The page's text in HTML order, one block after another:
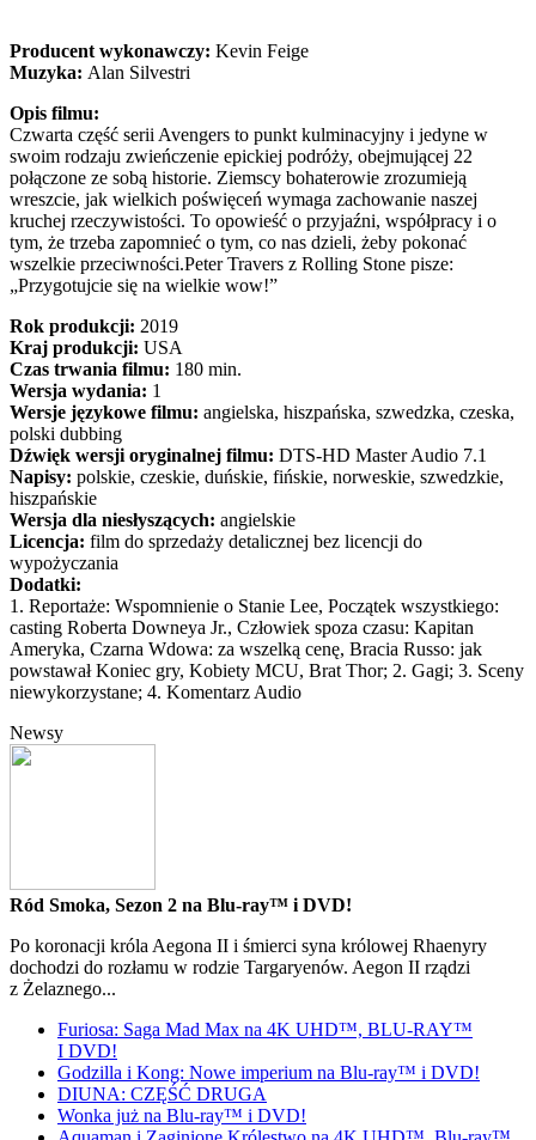
Producent wykonawczy: Kevin Feige
Muzyka: Alan Silvestri
Opis filmu:
Czwarta część serii Avengers to punkt kulminacyjny i jedyne w
swoim rodzaju zwieńczenie epickiej podróży, obejmującej 22
połączone ze sobą historie. Ziemscy bohaterowie zrozumieją
wreszcie, jak wielkich poświęceń wymaga zachowanie naszej
kruchej rzeczywistości. To opowieść o przyjaźni, współpracy i o
tym, że trzeba zapomnieć o tym, co nas dzieli, żeby pokonać
wszelkie przeciwności.Peter Travers z Rolling Stone pisze:
„Przygotujcie się na wielkie wow!”
Rok produkcji: 2019
Kraj produkcji: USA
Czas trwania filmu: 180 min.
Wersja wydania: 1
Wersje językowe filmu: angielska, hiszpańska, szwedzka, czeska,
polski dubbing
Dźwięk wersji oryginalnej filmu: DTS-HD Master Audio 7.1
Napisy: polskie, czeskie, duńskie, fińskie, norweskie, szwedzkie,
hiszpańskie
Wersja dla niesłyszących: angielskie
Licencja: film do sprzedaży detalicznej bez licencji do
wypożyczania
Dodatki:
1. Reportaże: Wspomnienie o Stanie Lee, Początek wszystkiego:
casting Roberta Downeya Jr., Człowiek spoza czasu: Kapitan
Ameryka, Czarna Wdowa: za wszelką cenę, Bracia Russo: jak
powstawał Koniec gry, Kobiety MCU, Brat Thor; 2. Gagi; 3. Sceny
niewykorzystane; 4. Komentarz Audio
Newsy
Ród Smoka, Sezon 2 na Blu-ray™ i DVD!
Po koronacji króla Aegona II i śmierci syna królowej Rhaenyry
dochodzi do rozłamu w rodzie Targaryenów. Aegon II rządzi
z Żelaznego...
Furiosa: Saga Mad Max na 4K UHD™, BLU-RAY™
I DVD!
Godzilla i Kong: Nowe imperium na Blu-ray™ i DVD!
DIUNA: CZĘŚĆ DRUGA
Wonka już na Blu-ray™ i DVD!